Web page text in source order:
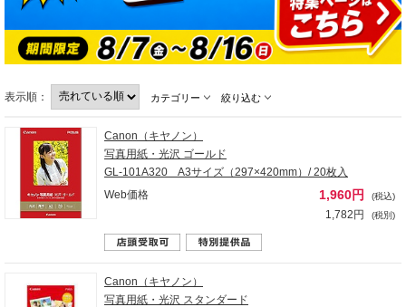
表示順： カテゴリー 絞り込む
Canon（キヤノン）
写真用紙・光沢 ゴールド
GL-101A320 A3サイズ（297×420mm）/ 20枚入
Web価格
1,960円 (税込)
1,782円 (税別)
Canon（キヤノン）
写真用紙・光沢 スタンダード